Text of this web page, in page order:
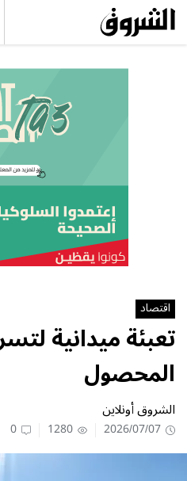
اقتصاد
تعبئة ميدانية
المحصول
الشروق أونلاين
2026/07/07
1280
0